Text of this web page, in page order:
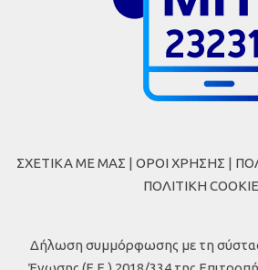
ΣΧΕΤΙΚΑ ΜΕ ΜΑΣ | ΟΡΟΙ ΧΡΗΣΗΣ |
ΠΟΛΙΤΙΚΗ
Δήλωση συμμόρφωσης με τη